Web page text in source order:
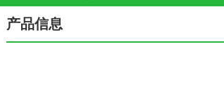
产品信息